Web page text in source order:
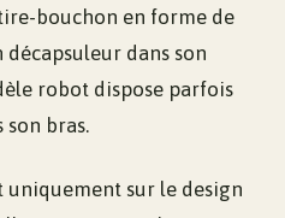
bouchon en forme de
dans son
robot dispose parfois
son bras.
uniquement sur le design